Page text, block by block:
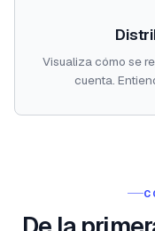
Visualiza cómo se
cuenta.